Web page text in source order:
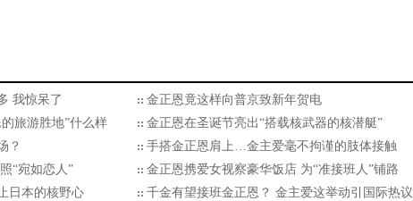
我惊呆了
金正恩竟这样向普京致新年贺电
旅游胜地”什么样
金正恩在圣诞节亮出“搭载核武器的核潜艇”
？
手搭金正恩肩上…金主爱毫不拘谨的肢体接触
“宛如恋人”
金正恩携爱女视察豪华饭店 为“准接班人”铺路
日本的核野心
千金有望接班金正恩？ 金主爱这举动引国际热议